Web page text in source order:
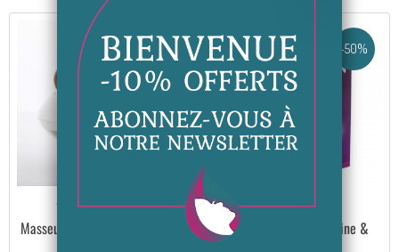
-5,00 €
Masseur anti-cellulite et peau
-50%
Collagène marin Biotine &